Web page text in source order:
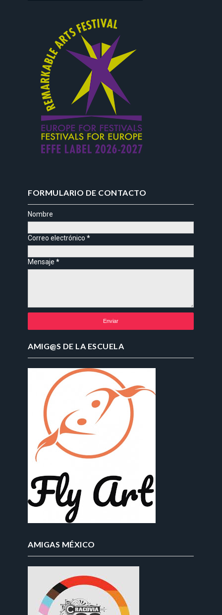
FORMULARIO DE CONTACTO
Nombre
Correo electrónico*
Mensaje*
AMIG@S DE LA ESCUELA
AMIGAS MÉXICO